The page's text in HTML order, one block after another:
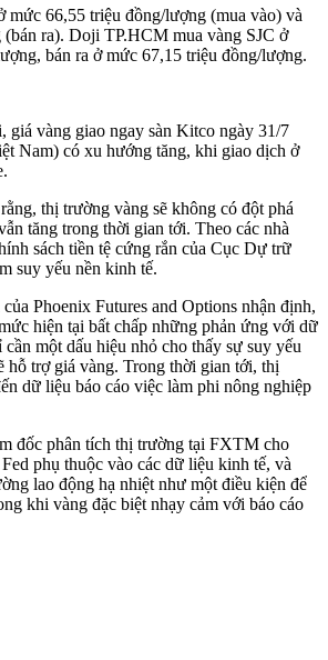
66,55 triệu đồng/lượng (mua vào) và
ra). Doji TP.HCM mua vàng SJC ở
bán ra ở mức 67,15 triệu đồng/lượng.
giá vàng giao ngay sàn Kitco ngày 31/7
Nam) có xu hướng tăng, khi giao dịch ở
thị trường vàng sẽ không có đột phá
tăng trong thời gian tới. Theo các nhà
sách tiền tệ cứng rắn của Cục Dự trữ
suy yếu nền kinh tế.
Phoenix Futures and Options nhận định,
hiện tại bất chấp những phản ứng với dữ
một dấu hiệu nhỏ cho thấy sự suy yếu
hỗ trợ giá vàng. Trong thời gian tới, thị
dữ liệu báo cáo việc làm phi nông nghiệp
đốc phân tích thị trường tại FXTM cho
phụ thuộc vào các dữ liệu kinh tế, và
lao động hạ nhiệt như một điều kiện để
khi vàng đặc biệt nhạ‌y cả‌m với báo cáo